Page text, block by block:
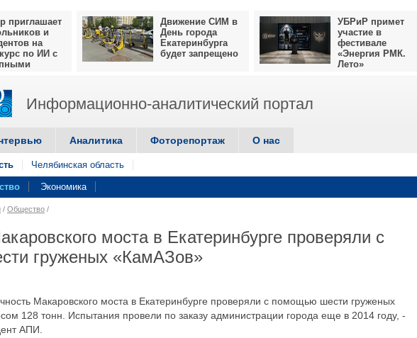
приглашает
и
на
по ИИ с
Движение СИМ в
День города
Екатеринбурга
будет запрещено
УБРиР примет
участие в
фестивале
«Энергия РМК.
Лето»
Информационно-аналитический портал
Аналитика Фоторепортаж О нас
Челябинская область
Экономика
/ Общество /
моста в Екатеринбурге проверяли с
груженых «КамАЗов»
Макаровского моста в Екатеринбурге проверяли с помощью шести груженых
128 тонн. Испытания провели по заказу администрации города еще в 2014 году, -
АПИ.